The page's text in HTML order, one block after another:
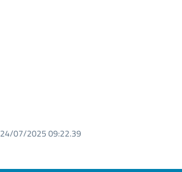
24/07/2025 09:22.39